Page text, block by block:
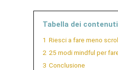
Tabella dei contenuti
1 Riesci a fare meno
2 25 modi mindful per
3 Conclusione